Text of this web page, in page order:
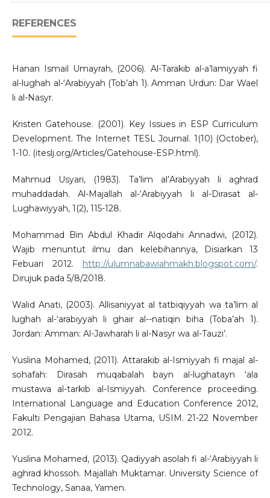
REFERENCES
Hanan Ismail Umayrah, (2006). Al-Tarakib al-a’lamiyyah fi
al-lughah al-‘Arabiyyah (Tob’ah 1). Amman Urdun: Dar Wael
li al-Nasyr.
Kristen Gatehouse. (2001). Key Issues in ESP Curriculum
Development. The Internet TESL Journal. 1(10) (October),
1-10. (iteslj.org/Articles/Gatehouse-ESP.html).
Mahmud Usyari, (1983). Ta’lim al’Arabiyyah li aghrad
muhaddadah. Al-Majallah al-‘Arabiyyah li al-Dirasat al-
Lughawiyyah, 1(2), 115-128.
Mohammad Bin Abdul Khadir Alqodahi Annadwi, (2012).
Wajib menuntut ilmu dan kelebihannya, Disiarkan 13
Febuari 2012.
http://ulumnabawiahmakh.blogspot.com/.
Dirujuk pada 5/8/2018.
Walid Anati, (2003). Allisaniyyat al tatbiqiyyah wa ta’lim al
lughah al-‘arabiyyah li ghair al--natiqin biha (Toba’ah 1).
Jordan: Amman: Al-Jawharah li al-Nasyr wa al-Tauzi’.
Yuslina Mohamed, (2011). Attarakib al-Ismiyyah fi majal al-
sohafah: Dirasah muqabalah bayn al-lughatayn ‘ala
mustawa al-tarkib al-Ismiyyah. Conference proceeding.
International Language and Education Conference 2012,
Fakulti Pengajian Bahasa Utama, USIM. 21-22 November
2012.
Yuslina Mohamed, (2013). Qadiyyah asolah fi al-‘Arabiyyah li
aghrad khossoh. Majallah Muktamar. University Science of
Technology, Sanaa, Yamen.